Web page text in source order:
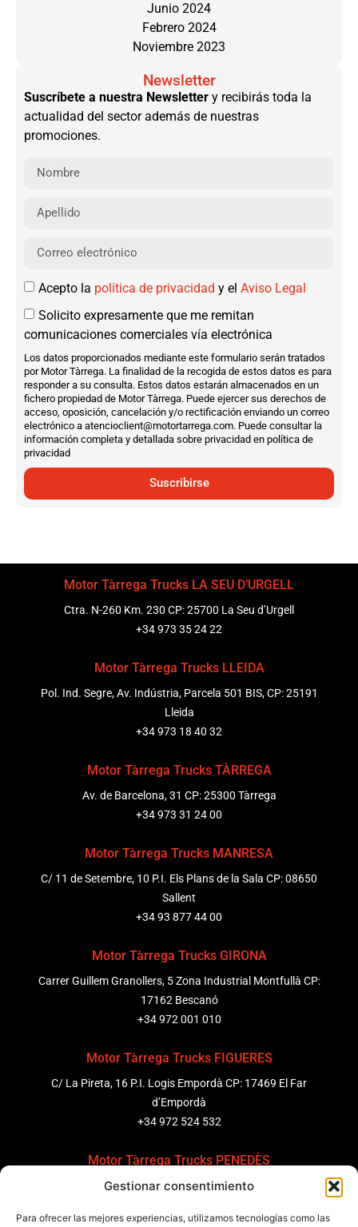
Gestionar consentimiento
Para ofrecer las mejores experiencias, utilizamos tecnologías como las
Junio 2024
Febrero 2024
Noviembre 2023
Newsletter
Suscríbete a nuestra Newsletter y recibirás toda la
actualidad del sector además de nuestras
promociones.
Acepto la política de privacidad y el Aviso Legal
Solicito expresamente que me remitan
comunicaciones comerciales vía electrónica
Los datos proporcionados mediante este formulario serán tratados
por Motor Tàrrega. La finalidad de la recogida de estos datos es para
responder a su consulta. Estos datos estarán almacenados en un
fichero propiedad de Motor Tàrrega. Puede ejercer sus derechos de
acceso, oposición, cancelación y/o rectificación enviando un correo
electrónico a atencioclient@motortarrega.com. Puede consultar la
información completa y detallada sobre privacidad en política de
privacidad
Suscribirse
Motor Tàrrega Trucks LA SEU D’URGELL
Ctra. N-260 Km. 230 CP: 25700 La Seu d’Urgell
+34 973 35 24 22
Motor Tàrrega Trucks LLEIDA
Pol. Ind. Segre, Av. Indústria, Parcela 501 BIS, CP: 25191
Lleida
+34 973 18 40 32
Motor Tàrrega Trucks TÀRREGA
Av. de Barcelona, 31 CP: 25300 Tàrrega
+34 973 31 24 00
Motor Tàrrega Trucks MANRESA
C/ 11 de Setembre, 10 P.I. Els Plans de la Sala CP: 08650
Sallent
+34 93 877 44 00
Motor Tàrrega Trucks GIRONA
Carrer Guillem Granollers, 5 Zona Industrial Montfullà CP:
17162 Bescanó
+34 972 001 010
Motor Tàrrega Trucks FIGUERES
C/ La Pireta, 16 P.I. Logis Empordà CP: 17469 El Far
d’Empordà
+34 972 524 532
Motor Tàrrega Trucks PENEDÈS
C/ Ponent 8, Pol. Ind. Sant Pere Molanta, CP: 08799
+34 931 69 11 91